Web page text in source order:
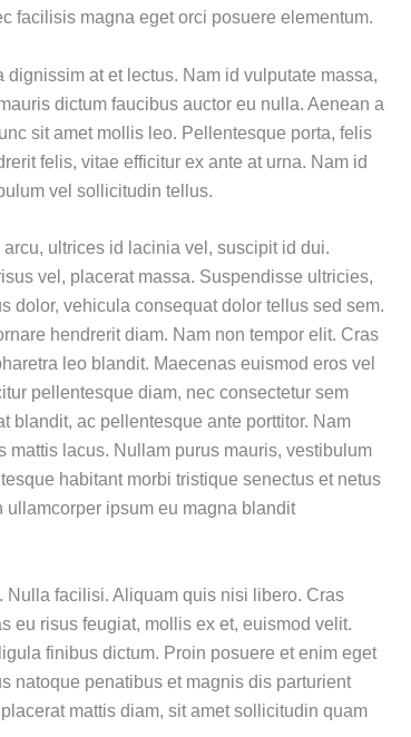
facilisis magna eget orci posuere elementum.
at et lectus. Nam id vulputate massa,
dictum faucibus auctor eu nulla. Aenean a
sit amet mollis leo. Pellentesque porta, felis
felis, vitae efficitur ex ante at urna. Nam id
vel sollicitudin tellus.
ultrices id lacinia vel, suscipit id dui.
vel, placerat massa. Suspendisse ultricies,
dolor, vehicula consequat dolor tellus sed sem.
hendrerit diam. Nam non tempor elit. Cras
leo blandit. Maecenas euismod eros vel
pellentesque diam, nec consectetur sem
blandit, ac pellentesque ante porttitor. Nam
lacus. Nullam purus mauris, vestibulum
habitant morbi tristique senectus et netus
ullamcorper ipsum eu magna blandit
Nulla facilisi. Aliquam quis nisi libero. Cras
eu risus feugiat, mollis ex et, euismod velit.
finibus dictum. Proin posuere et enim eget
natoque penatibus et magnis dis parturient
mattis diam, sit amet sollicitudin quam